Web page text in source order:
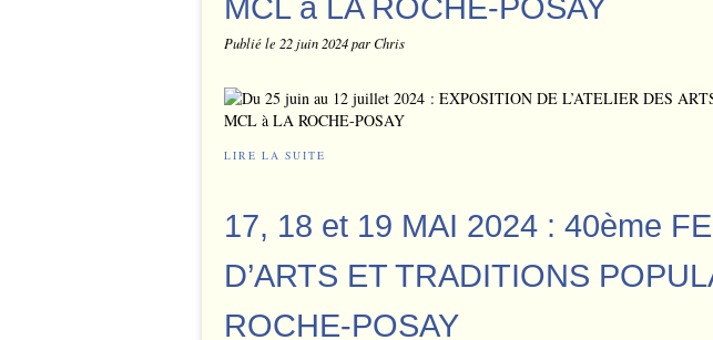
Publié le 22 juin 2024par Chris
LIRE LA SUITE
17, 18 et 19 MAI 2024 : 40ème
D’ARTS ET TRADITIONS
ROCHE-POSAY